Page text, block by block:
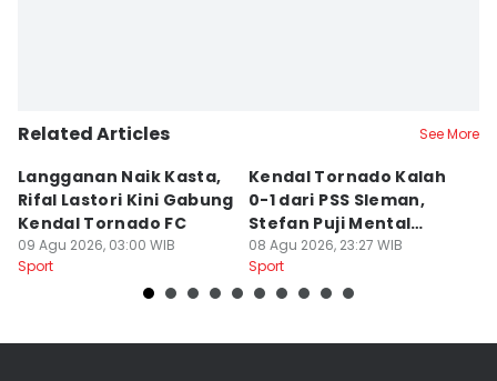
Related Articles See More
Langganan Naik Kasta,
Rifal Lastori Kini Gabung
Kendal Tornado FC
09 Agu 2026, 03:00 WIB
Sport
Kendal Tornado Kalah
0-1 dari PSS Sleman,
Stefan Puji Mental
Pemain
08 Agu 2026, 23:27 WIB
Sport